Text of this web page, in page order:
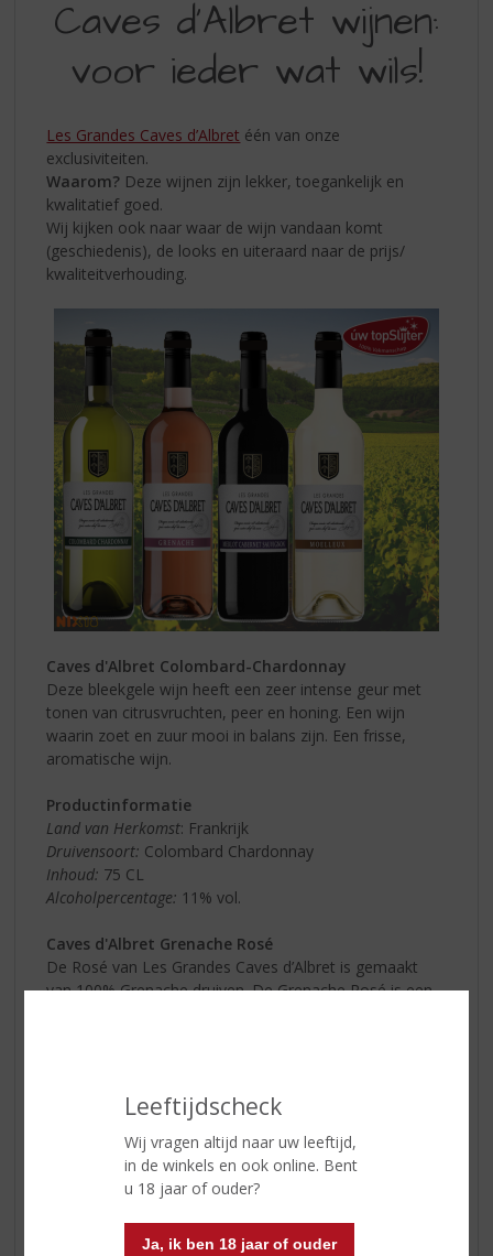
Leeftijdscheck
Wij vragen altijd naar uw leeftijd,
in de winkels en ook online. Bent
u 18 jaar of ouder?
Ja, ik ben 18 jaar of ouder
D'ALBRET
WIJNEN:
IEDER
WAT
WILS
Caves d'Albret wijnen:
voor ieder wat wils!
Les Grandes Caves d’Albret één van onze
exclusiviteiten.
Waarom? Deze wijnen zijn lekker, toegankelijk en
kwalitatief goed.
Wij kijken ook naar waar de wijn vandaan komt
(geschiedenis), de looks en uiteraard naar de prijs/
kwaliteitverhouding.
Caves d'Albret Colombard-Chardonnay
Deze bleekgele wijn heeft een zeer intense geur met
tonen van citrusvruchten, peer en honing. Een wijn
waarin zoet en zuur mooi in balans zijn. Een frisse,
aromatische wijn.
Productinformatie
Land van Herkomst: Frankrijk
Druivensoort: Colombard Chardonnay
Inhoud: 75 CL
Alcoholpercentage: 11% vol.
Caves d'Albret Grenache Rosé
De Rosé van Les Grandes Caves d’Albret is gemaakt
van 100% Grenache druiven. De Grenache Rosé is een
Land van Herkomst: Frankrijk
Druivensoort: Grenache
75 CL
Alcoholpercentage:12.5% vol.